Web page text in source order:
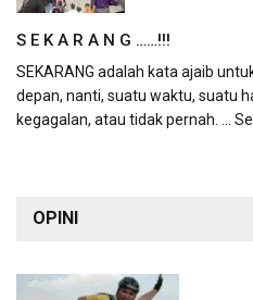
S E K A R A N G ……!!!
SEKARANG adalah kata ajaib
depan, nanti, suatu waktu, suatu
kegagalan, atau tidak pernah. ...
OPINI